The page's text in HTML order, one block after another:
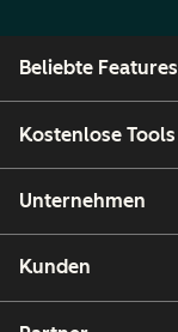
Beliebte Features
Kostenlose Tools
Unternehmen
Kunden